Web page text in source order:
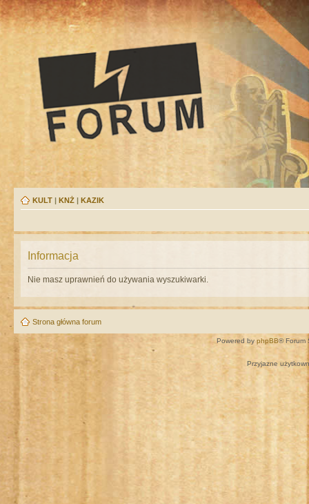
KULT | KNŻ | KAZIK
Informacja
Nie masz uprawnień do używania wyszukiwarki.
Strona główna forum
Powered by phpBB® Forum
Przyjazne